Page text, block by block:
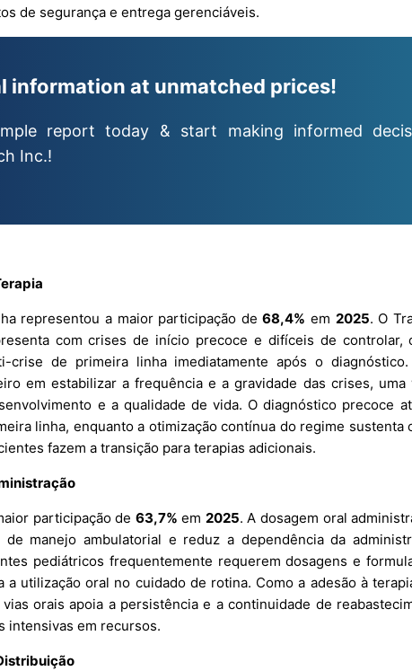
de segurança e entrega gerenciáveis.
information at unmatched prices!
report today & start making informed
Inc.!
representou a maior participação de68,4% em 2025. O
com crises de início precoce e difíceis de controlar,
crise de primeira linha imediatamente após o
em estabilizar a frequência e a gravidade das crises,
e a qualidade de vida. O diagnóstico precoce
linha, enquanto a otimização contínua do regime sustenta
fazem a transição para terapias adicionais.
participação de 63,7% em 2025. A dosagem oral
manejo ambulatorial e reduz a dependência da
pediátricos frequentemente requerem dosagens e
a utilização oral no cuidado de rotina. Como a adesão à
orais apoia a persistência e a continuidade de
intensivas em recursos.